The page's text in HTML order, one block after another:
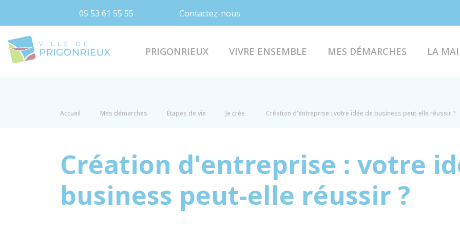
05 53 61 55 55 Contactez-nous
PRIGONRIEUX VIVRE ENSEMBLE MES DÉMARCHES LA
Accueil Mes démarches Étapes de vie Je crée Création d'entreprise : votre idée de business peut-elle réussir ?
Création d'entreprise : votre
business peut-elle réussir ?